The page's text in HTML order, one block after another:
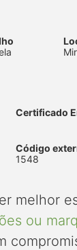
Certificado
Código
1548
melhor
ou